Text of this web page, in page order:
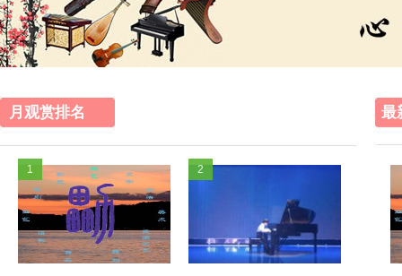
月观赏排名 最
1 2